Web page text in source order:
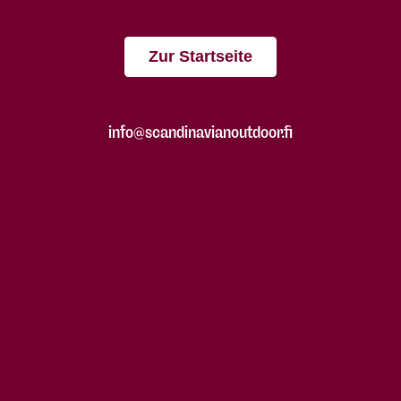
Zur Startseite
info@scandinavianoutdoor.fi